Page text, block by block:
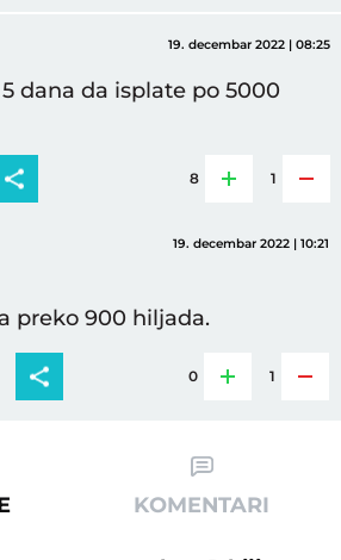
19. decembar 2022 | 08:25
dana da isplate po 5000
8 1
19. decembar 2022 | 10:21
preko 900 hiljada.
0 1
KOMENTARI